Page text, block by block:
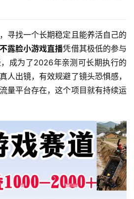
寻找一个长期稳定且能养活自己的
露脸小游戏直播凭借其极低的参与
成为了2026年亲测可长期执行的
人出镜，有效规避了镜头恐惧感，
量平台存在，这个项目就有持续运